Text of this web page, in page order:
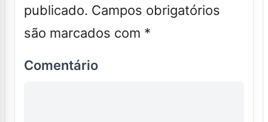
publicado. Campos obrigatórios
são marcados com *
Comentário